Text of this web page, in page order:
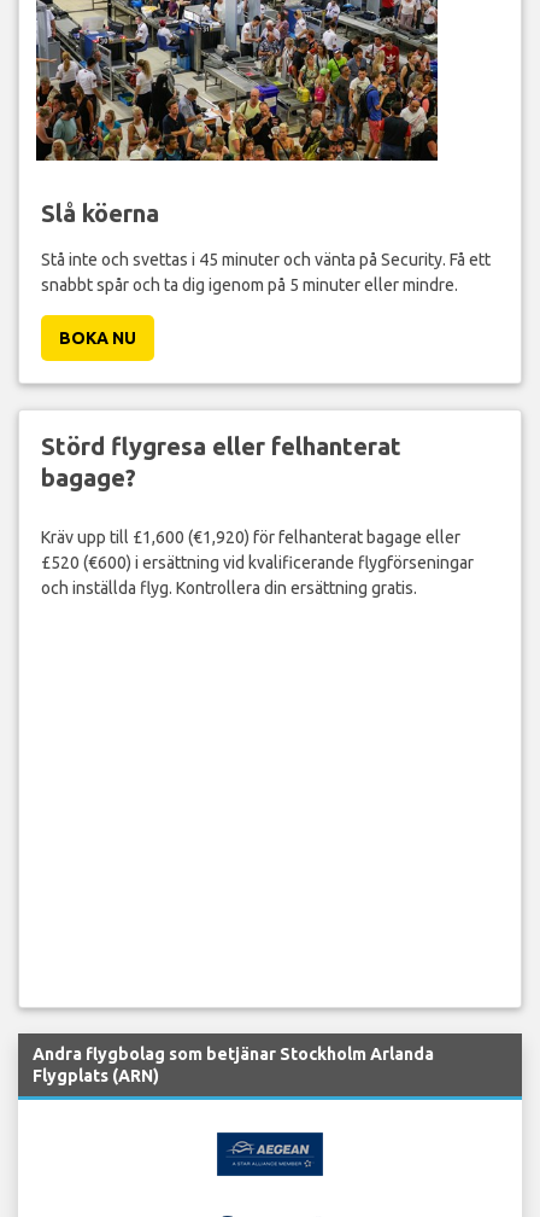
Slå köerna
Stå inte och svettas i 45 minuter och vänta på Security. Få ett
snabbt spår och ta dig igenom på 5 minuter eller mindre.
BOKA NU
Störd flygresa eller felhanterat
bagage?
Kräv upp till £1,600 (€1,920) för felhanterat bagage eller
£520 (€600) i ersättning vid kvalificerande flygförseningar
och inställda flyg. Kontrollera din ersättning gratis.
Andra flygbolag som betjänar Stockholm Arlanda
Flygplats (ARN)